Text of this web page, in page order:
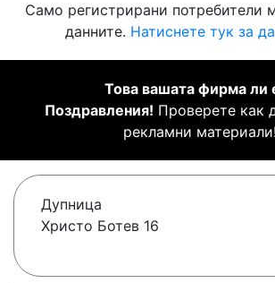
Само регистрирани потребители
данните. Натиснете тук за
Това вашата фирма ли
Поздравления! Проверете как
рекламни материали!
Дупница
Христо Ботев 16